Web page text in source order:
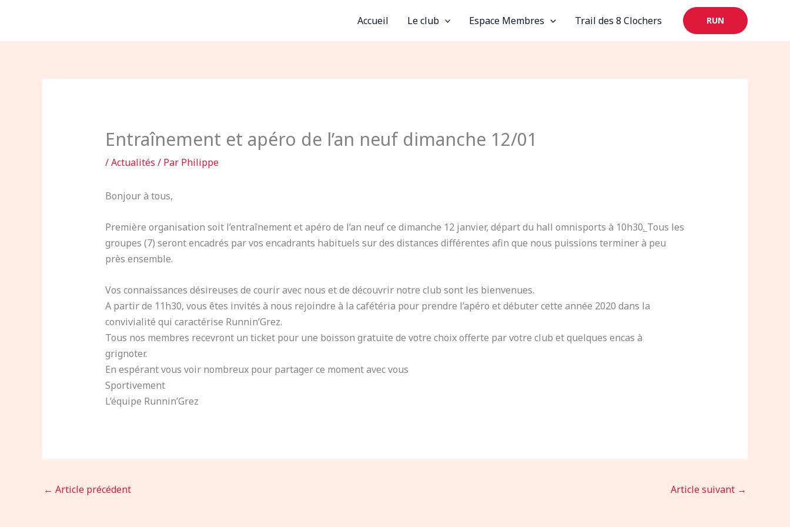
contenu
Accueil Le club Espace Membres Trail des 8 Clochers RUN
Entraînement et apéro de l’an neuf dimanche 12/01
/Actualités / Par Philippe
Bonjour à tous,
Première organisation soit l’entraînement et apéro de l’an neuf ce dimanche 12 janvier, départ du hall omnisports à 10h30. Tous les
groupes (7) seront encadrés par vos encadrants habituels sur des distances différentes afin que nous puissions terminer à peu
près ensemble.
Vos connaissances désireuses de courir avec nous et de découvrir notre club sont les bienvenues.
A partir de 11h30, vous êtes invités à nous rejoindre à la cafétéria pour prendre l’apéro et débuter cette année 2020 dans la
convivialité qui caractérise Runnin’Grez.
Tous nos membres recevront un ticket pour une boisson gratuite de votre choix offerte par votre club et quelques encas à
grignoter.
En espérant vous voir nombreux pour partager ce moment avec vous
Sportivement
L’équipe Runnin’Grez
← Article précédent Article suivant →